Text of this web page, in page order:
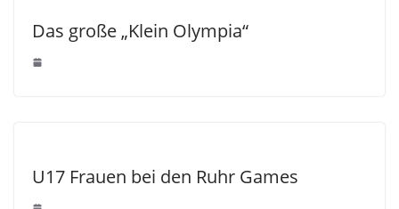
Das große „Klein Olympia“
U17 Frauen bei den Ruhr Games